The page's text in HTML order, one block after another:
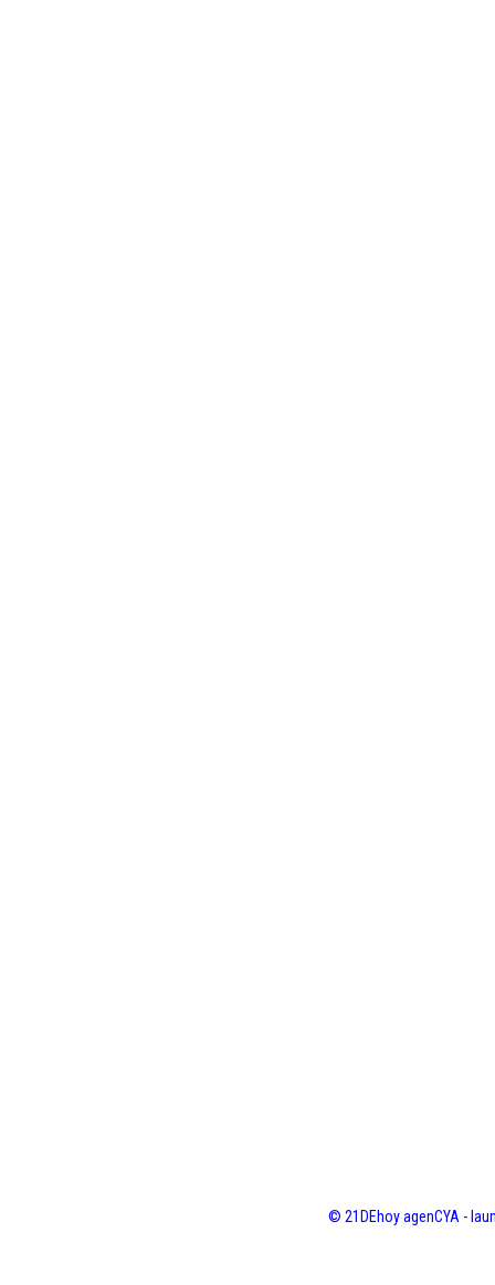
© 21DEhoy agenCYA -